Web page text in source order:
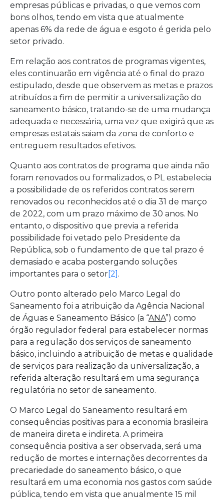
empresas públicas e privadas, o que vemos com
bons olhos, tendo em vista que atualmente
apenas 6% da rede de água e esgoto é gerida pelo
setor privado.
Em relação aos contratos de programas vigentes,
eles continuarão em vigência até o final do prazo
estipulado, desde que observem as metas e prazos
atribuídos a fim de permitir a universalização do
saneamento básico, tratando-se de uma mudança
adequada e necessária, uma vez que exigirá que as
empresas estatais saiam da zona de conforto e
entreguem resultados efetivos.
Quanto aos contratos de programa que ainda não
foram renovados ou formalizados, o PL estabelecia
a possibilidade de os referidos contratos serem
renovados ou reconhecidos até o dia 31 de março
de 2022, com um prazo máximo de 30 anos. No
entanto, o dispositivo que previa a referida
possibilidade foi vetado pelo Presidente da
República, sob o fundamento de que tal prazo é
demasiado e acaba postergando soluções
importantes para o setor[2] .
Outro ponto alterado pelo Marco Legal do
Saneamento foi a atribuição da Agência Nacional
de Águas e Saneamento Básico (a “ANA”) como
órgão regulador federal para estabelecer normas
para a regulação dos serviços de saneamento
básico, incluindo a atribuição de metas e qualidade
de serviços para realização da universalização, a
referida alteração resultará em uma segurança
regulatória no setor de saneamento.
O Marco Legal do Saneamento resultará em
consequências positivas para a economia brasileira
de maneira direta e indireta. A primeira
consequência positiva a ser observada, será uma
redução de mortes e internações decorrentes da
precariedade do saneamento básico, o que
resultará em uma economia nos gastos com saúde
pública, tendo em vista que anualmente 15 mil